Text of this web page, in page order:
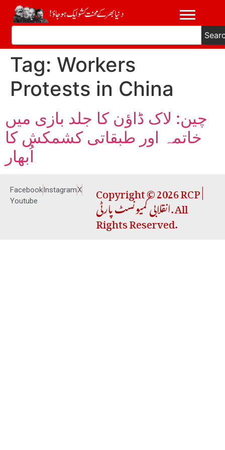
Tag: Workers
Protests in China
چین: لاک ڈاؤن کا جلد بازی میں
خاتمہ اور طبقاتی کشمکش کا
اُبھار
FacebookInstagramX
Youtube
Copyright © 2026 RCP |
انقلابی کمیونسٹ پارٹی. All
Rights Reserved.